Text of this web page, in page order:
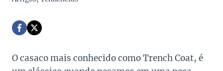
O casaco mais conhecido como Trench Coat, é